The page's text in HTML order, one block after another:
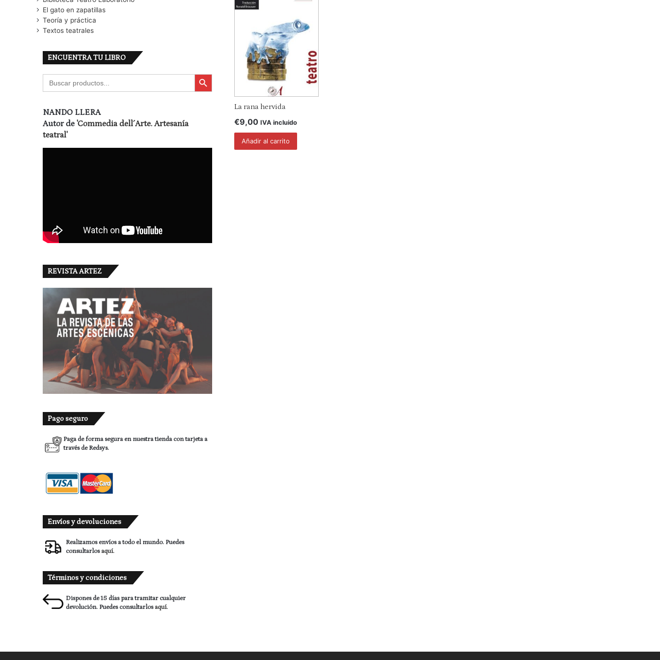
La rana hervida
€9,00 IVA incluido
Añadir al carrito
El gato en zapatillas
Teoría y práctica
Textos teatrales
ENCUENTRA TU LIBRO
Buscar: Botón de búsqueda
NANDO LLERA
Autor de 'Commedia dell´Arte. Artesanía
teatral'
REVISTA ARTEZ
Pago seguro
Paga de forma segura en nuestra tienda con tarjeta a
través de Redsys.
Envíos y devoluciones
Realizamos envíos a todo el mundo. Puedes
consultarlosaquí.
Términos y condiciones
Dispones de 15 días para tramitar cualquier
devolución. Puedes consultarlosaquí.